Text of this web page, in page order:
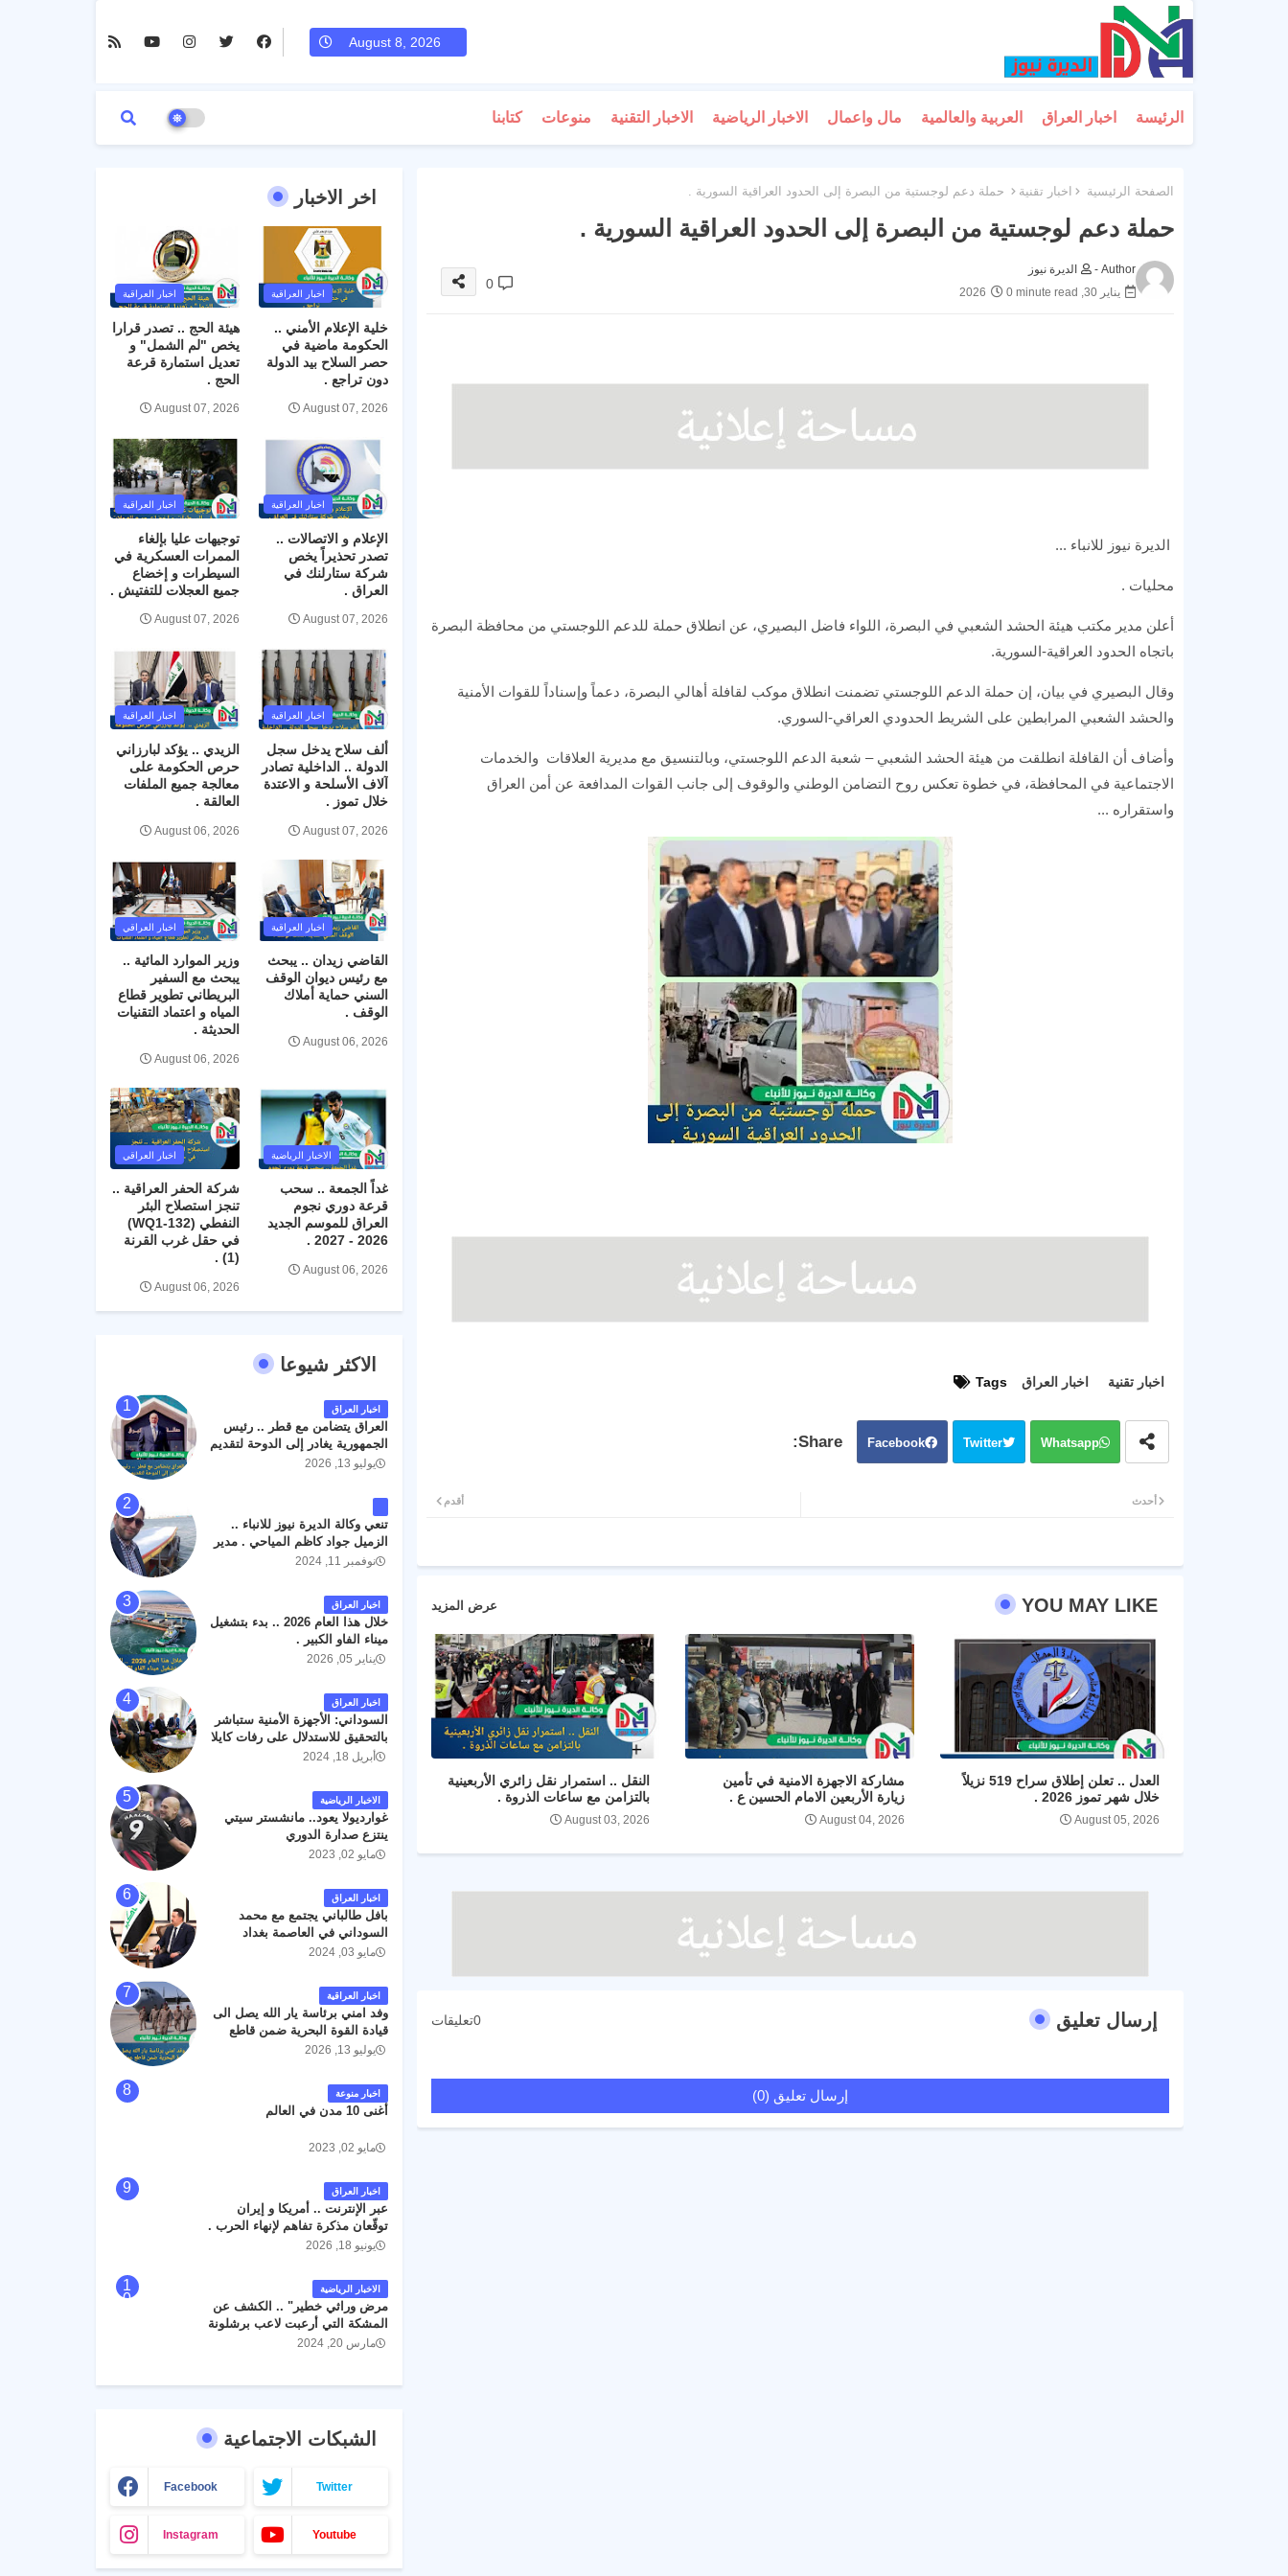
August 8, 2026
الرئيسة اخبار العراق العربية والعالمية مال واعمال الاخبار الرياضية الاخبار التقنية منوعات كتابنا
الصفحة الرئيسية اخبار تقنية حملة دعم لوجستية من البصرة إلى الحدود العراقية السورية .
حملة دعم لوجستية من البصرة إلى الحدود العراقية السورية .
Author -
الديرة نيوز
يناير 30, 2026
0 minute read
0
الديرة نيوز للانباء ...
محليات .
أعلن مدير مكتب هيئة الحشد الشعبي في البصرة، اللواء فاضل البصيري، عن انطلاق حملة للدعم اللوجستي من محافظة البصرة
باتجاه الحدود العراقية-السورية.
وقال البصيري في بيان، إن حملة الدعم اللوجستي تضمنت انطلاق موكب لقافلة أهالي البصرة، دعماً وإسناداً للقوات الأمنية
والحشد الشعبي المرابطين على الشريط الحدودي العراقي-السوري.
وأضاف أن القافلة انطلقت من هيئة الحشد الشعبي – شعبة الدعم اللوجستي، وبالتنسيق مع مديرية العلاقات والخدمات
الاجتماعية في المحافظة، في خطوة تعكس روح التضامن الوطني والوقوف إلى جانب القوات المدافعة عن أمن العراق
واستقراره ...
Tags اخبار العراق اخبار تقنية
Facebook Twitter Whatsapp
أحدث أقدم
YOU MAY LIKE عرض المزيد
العدل .. تعلن إطلاق سراح 519 نزيلاً
خلال شهر تموز 2026 .
August 05, 2026
مشاركة الاجهزة الامنية في تأمين
زيارة الأربعين الامام الحسين ع .
August 04, 2026
النقل .. استمرار نقل زائري الأربعينية
بالتزامن مع ساعات الذروة .
August 03, 2026
إرسال تعليق 0تعليقات
إرسال تعليق (0)
اخر الاخبار
اخبار العراقية
خلية الإعلام الأمني ..
الحكومة ماضية في
حصر السلاح بيد الدولة
دون تراجع .
August 07, 2026
اخبار العراقية
هيئة الحج .. تصدر قرارا
يخص "لم الشمل" و
تعديل استمارة قرعة
الحج .
August 07, 2026
اخبار العراقية
الإعلام و الاتصالات ..
تصدر تحذيراً يخص
شركة ستارلنك في
العراق .
August 07, 2026
اخبار العراقية
توجيهات عليا بإلغاء
الممرات العسكرية في
السيطرات و إخضاع
جميع العجلات للتفتيش .
August 07, 2026
اخبار العراقية
ألف سلاح يدخل سجل
الدولة .. الداخلية تصادر
آلاف الأسلحة و الاعتدة
خلال تموز .
August 07, 2026
اخبار العراقية
الزيدي .. يؤكد لبارزاني
حرص الحكومة على
معالجة جميع الملفات
العالقة .
August 06, 2026
اخبار العراقية
القاضي زيدان .. يبحث
مع رئيس ديوان الوقف
السني حماية أملاك
الوقف .
August 06, 2026
اخبار العراقي
وزير الموارد المائية ..
يبحث مع السفير
البريطاني تطوير قطاع
المياه و اعتماد التقنيات
الحديثة .
August 06, 2026
الاخبار الرياضية
غداً الجمعة .. سحب
قرعة دوري نجوم
العراق للموسم الجديد
2026 - 2027 .
August 06, 2026
اخبار العراقي
شركة الحفر العراقية ..
تنجز استصلاح البئر
النفطي (WQ1-132)
في حقل غرب القرنة
(1) .
August 06, 2026
الاكثر شيوعا
اخبار العراق
العراق يتضامن مع قطر .. رئيس
الجمهورية يغادر إلى الدوحة لتقديم
واجب العزاء .
يوليو 13, 2026
تنعي وكالة الديرة نيوز للانباء ..
الزميل جواد كاظم المياحي . مدير
الخطوط الجوية العراقية السابق
البصرة الدولي اليوم الاثنين على
الطريق المؤدي من البوابة
الرئيسة الى صالة المسافرين .
حيث كان سبب الحادث يعود
لتصادم عجلته مع عجلة نوع كيا بنكو
مطار البصرة الدولي . سائلين الله
عز وجل ان يتغمد الفقيد بواسع
رحمته ، و انا لله وانا اليه راجعون .
نوفمبر 11, 2024
اخبار العراق
خلال هذا العام 2026 .. بدء بتشغيل
ميناء الفاو الكبير .
يناير 05, 2026
اخبار العراق
السوداني: الأجهزة الأمنية ستباشر
بالتحقيق للاستدلال على رفات كايلا
مولرأبريل 18, 2024
الاخبار الرياضية
غوارديولا يعود.. مانشستر سيتي
ينتزع صدارة الدوري
مايو 02, 2023
اخبار العراق
بافل طالباني يجتمع مع محمد
السوداني في العاصمة بغداد
مايو 03, 2024
اخبار العراقية
وفد امني برئاسة يار الله يصل الى
قيادة القوة البحرية ضمن قاطع
عمليات البصرة .
يوليو 13, 2026
اخبار منوعة
أغنى 10 مدن في العالم
مايو 02, 2023
اخبار العراق
عبر الإنترنت .. أمريكا و إيران
توقّعان مذكرة تفاهم لإنهاء الحرب .
يونيو 18, 2026
الاخبار الرياضية
مرض وراثي خطير" .. الكشف عن
المشكة التي أرعبت لاعب برشلونة
جواو كانسيلو
مارس 20, 2024
الشبكات الاجتماعية
Facebook Twitter
Instagram Youtube